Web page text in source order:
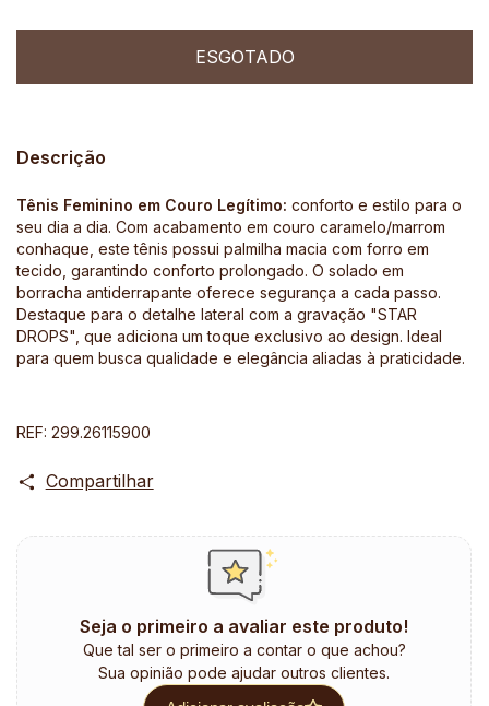
Descrição
Tênis Feminino em Couro Legítimo: conforto e estilo para o
seu dia a dia. Com acabamento em couro caramelo/marrom
conhaque, este tênis possui palmilha macia com forro em
tecido, garantindo conforto prolongado. O solado em
borracha antiderrapante oferece segurança a cada passo.
Destaque para o detalhe lateral com a gravação "STAR
DROPS", que adiciona um toque exclusivo ao design. Ideal
para quem busca qualidade e elegância aliadas à praticidade.
REF: 299.26115900
Compartilhar
Seja o primeiro a avaliar este produto!
Que tal ser o primeiro a contar o que achou?
Sua opinião pode ajudar outros clientes.